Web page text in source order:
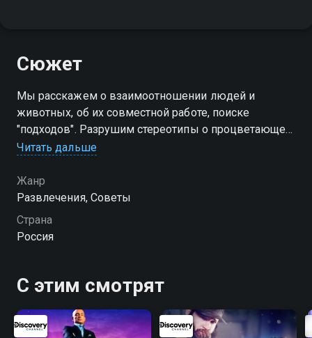
Сюжет
Мы расскажем о взаимоотношении людей и
животных, об их совместной работе, поиске
"подходов". Разрушим стереотипы о процветающей
жестокости. В игровой и непринуждённой форме на
обращению с животными
Читать дальше
Жанр
Развлечения, Советы
Страна
Россия
С этим смотрят